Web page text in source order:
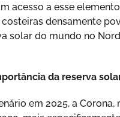
acesso a esse
densamente
solar do mundo no
da reserva
em 2025, a